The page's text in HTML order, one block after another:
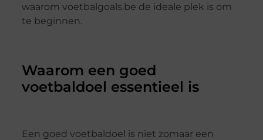
waarom voetbalgoals.be de ideale plek is om
te beginnen.
Waarom een goed
voetbaldoel essentieel is
Een goed voetbaldoel is niet zomaar een